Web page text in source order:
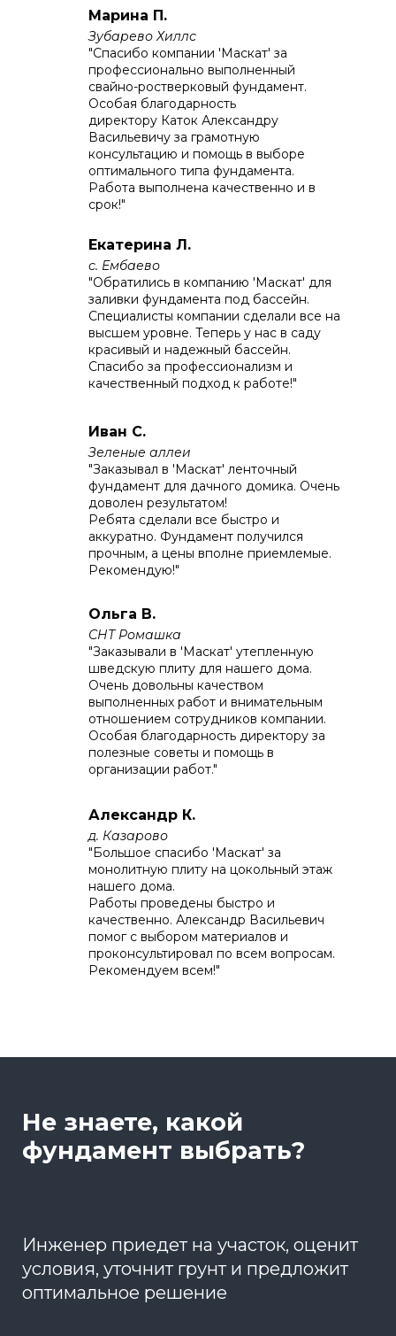
Ольга В.
СНТ Ромашка
"Заказывали в 'Маскат' утепленную
шведскую плиту для нашего дома.
Очень довольны качеством
выполненных работ и внимательным
отношением сотрудников компании.
Особая благодарность директору за
полезные советы и помощь в
организации работ."
Александр К.
д. Казарово
"Большое спасибо 'Маскат' за
монолитную плиту на цокольный этаж
нашего дома.
Работы проведены быстро и
качественно. Александр Васильевич
помог с выбором материалов и
проконсультировал по всем вопросам.
Рекомендуем всем!"
Екатерина Л.
с. Ембаево
"Обратились в компанию 'Маскат' для
заливки фундамента под бассейн.
Специалисты компании сделали все на
высшем уровне. Теперь у нас в саду
красивый и надежный бассейн.
Спасибо за профессионализм и
качественный подход к работе!"
Иван С.
Зеленые аллеи
"Заказывал в 'Маскат' ленточный
фундамент для дачного домика. Очень
доволен результатом!
Ребята сделали все быстро и
аккуратно. Фундамент получился
прочным, а цены вполне приемлемые.
Рекомендую!"
Марина П.
Зубарево Хиллс
"Спасибо компании 'Маскат' за
профессионально выполненный
свайно-ростверковый фундамент.
Особая благодарность
директору Каток Александру
Васильевичу за грамотную
консультацию и помощь в выборе
оптимального типа фундамента.
Работа выполнена качественно и в
срок!"
Инженер приедет на участок, оценит
условия, уточнит грунт и предложит
оптимальное решение
Не знаете, какой
фундамент выбрать?